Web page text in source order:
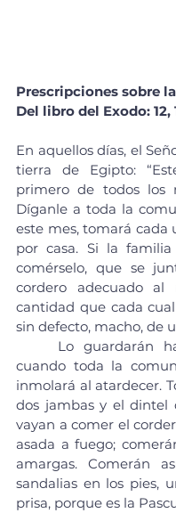
Prescripciones sobre
Del libro del Exodo: 12,
En aquellos días, el
tierra de Egipto:
primero de todos los
Díganle a toda la
este mes, tomará cada
por casa. Si la
comérselo, que se
cordero adecuado
cantidad que cada
sin defecto, macho, de
cuando toda la
inmolará al atardecer.
dos jambas y el dintel
vayan a comer el
asada a fuego;
amargas. Comerán
sandalias en los pies,
prisa, porque es la